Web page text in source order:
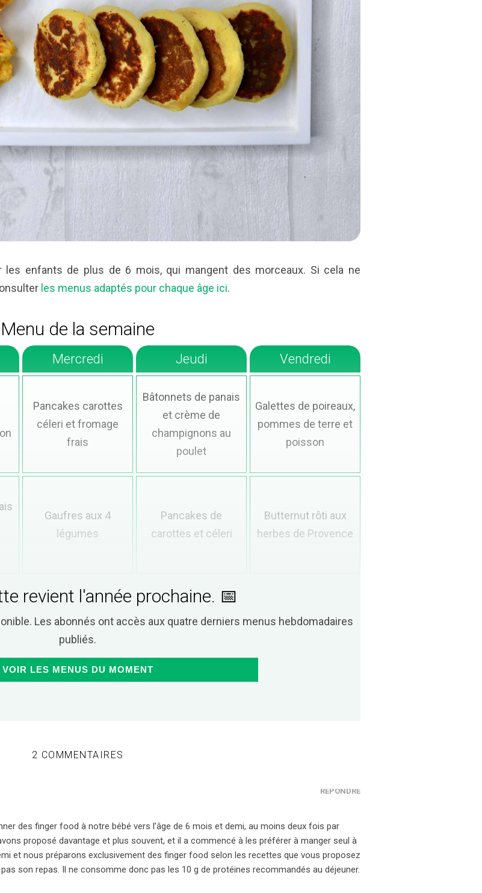
enfants de plus de 6 mois, qui mangent des morceaux. Si cela ne
les menus adaptés pour chaque âge ici.
Menu de la semaine
Mercredi
Pancakes carottes
céleri et fromage
frais
Gaufres aux 4
légumes
Jeudi
Bâtonnets de panais
et crème de
champignons au
poulet
Pancakes de
carottes et céleri
Vendredi
Galettes de poireaux,
pommes de terre et
poisson
Butternut rôti aux
herbes de Provence
revient l'année prochaine. 📅
Les abonnés ont accès aux quatre derniers menus hebdomadaires
publiés.
VOIR LES MENUS DU MOMENT
2 COMMENTAIRES
RÉPONDRE
des finger food à notre bébé vers l’âge de 6 mois et demi, au moins deux fois par
proposé davantage et plus souvent, et il a commencé à les préférer à manger seul à
et nous préparons exclusivement des finger food selon les recettes que vous proposez
son repas. Il ne consomme donc pas les 10 g de protéines recommandés au déjeuner.